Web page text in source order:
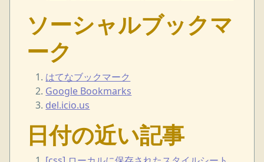
ソーシャルブックマ
ーク
はてなブックマーク
Google Bookmarks
del.icio.us
日付の近い記事